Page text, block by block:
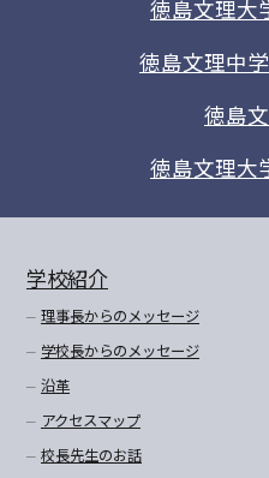
徳島文理大
徳島文理中
徳島
徳島文理大
学校紹介
理事長からのメッセージ
学校長からのメッセージ
沿革
アクセスマップ
校長先生のお話